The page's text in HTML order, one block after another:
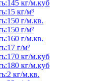
кг/м.куб
кг/м³
г/м.кв.
г/м²
г/м.кв.
г/м²
кг/м.куб
кг/м.куб
кг/м.кв.